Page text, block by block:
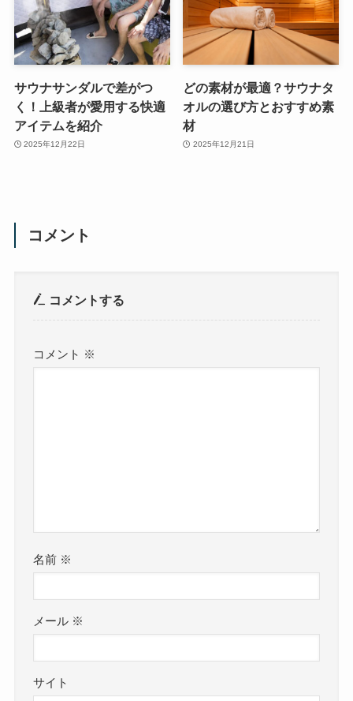
サウナサンダルで差がつ
く！上級者が愛用する快適
アイテムを紹介
2025年12月22日
どの素材が最適？サウナタ
オルの選び方とおすすめ素
材
2025年12月21日
コメント
コメントする
コメント ※
名前 ※
メール ※
サイト